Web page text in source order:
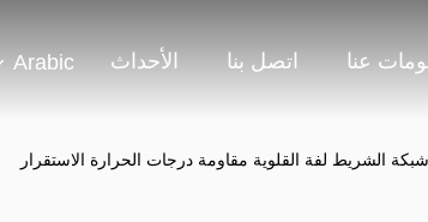
عنا اتصل بنا الأحداث Arabic
الشريط لفة القلوية مقاومة درجات الحرارة الاستقرار